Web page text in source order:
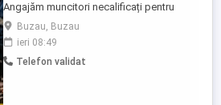
Angajăm muncitori necalificați pentru
fabrica de reciclare electrocasnice. Se
cere efort fizic! Program (3 schimburi):
Schimbul 1: 7:00 15:00 Schimbul 2: 15:00
23:00 Schimbul 3: 23:00 07:00. Se asigură
Buzau, Buzau
ieri 08:49
Telefon validat